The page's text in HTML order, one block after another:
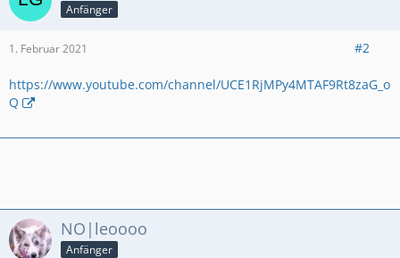
Anfänger
1. Februar 2021 #2
https://www.youtube.com/channel/UCE1RjMPy4MTAF9Rt8zaG_o
Q
NO|leoooo
Anfänger